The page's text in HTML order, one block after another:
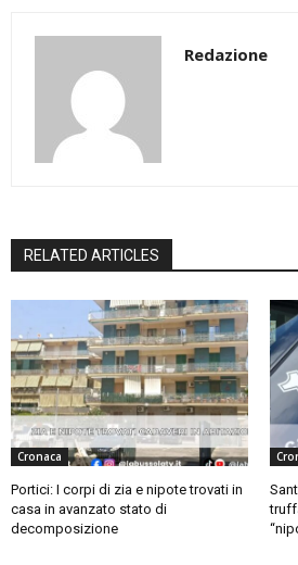
Redazione
RELATED ARTICLES
Cronaca
Portici: I corpi di zia e nipote trovati in
casa in avanzato stato di
decomposizione